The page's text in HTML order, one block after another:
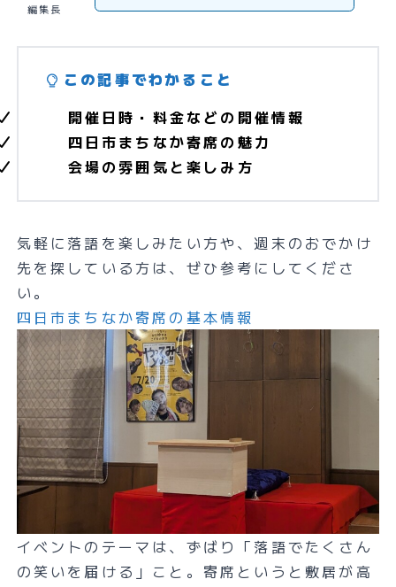
編集長
この記事でわかること
開催日時・料金などの開催情報
四日市まちなか寄席の魅力
会場の雰囲気と楽しみ方
気軽に落語を楽しみたい方や、週末のおでかけ
先を探している方は、ぜひ参考にしてくださ
い。
四日市まちなか寄席の基本情報
イベントのテーマは、ずばり「落語でたくさん
の笑いを届ける」こと。寄席というと敷居が高